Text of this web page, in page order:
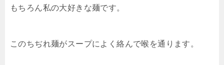
もちろん私の大好きな麺です。
このちぢれ麺がスープによく絡んで喉を通ります。